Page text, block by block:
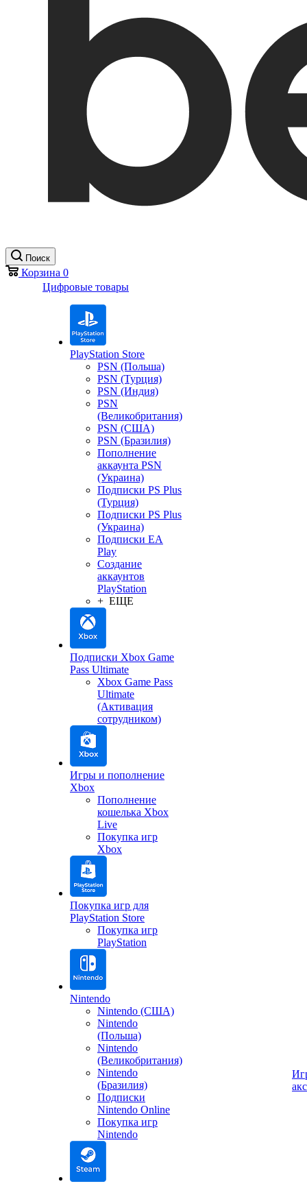
Поиск
Корзина 0
Цифровые товары
PlayStation Store
PSN (Польша)
PSN (Турция)
PSN (Индия)
PSN
(Великобритания)
PSN (США)
PSN (Бразилия)
Пополнение
аккаунта PSN
(Украина)
Подписки PS Plus
(Турция)
Подписки PS Plus
(Украина)
Подписки EA
Play
Создание
аккаунтов
PlayStation
+ ЕЩЕ
Подписки Xbox Game
Pass Ultimate
Xbox Game Pass
Ultimate
(Активация
сотрудником)
Игры и пополнение
Xbox
Пополнение
кошелька Xbox
Live
Покупка игр
Xbox
Покупка игр для
PlayStation Store
Покупка игр
PlayStation
Nintendo
Nintendo (США)
Nintendo
(Польша)
Nintendo
(Великобритания)
Nintendo
(Бразилия)
Подписки
Nintendo Online
Покупка игр
Nintendo